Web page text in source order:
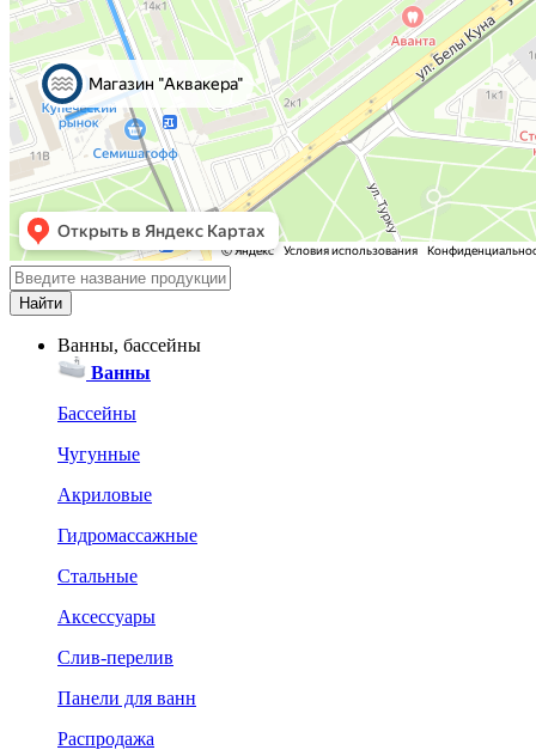
Ванны, бассейны
Ванны
Бассейны
Чугунные
Акриловые
Гидромассажные
Стальные
Аксессуары
Слив-перелив
Панели для ванн
Распродажа